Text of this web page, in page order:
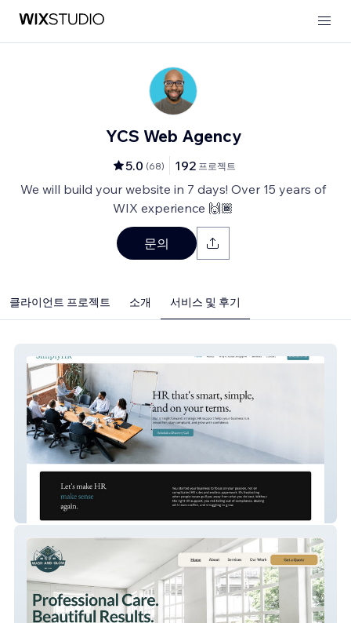
YCS Web Agency
5.0 (68) 192 프로젝트
We will build your website in 7 days! Over 15 years of
WIX experience 🙌🏾
문의
클라이언트 프로젝트 소개 서비스 및 후기
SimplyHR